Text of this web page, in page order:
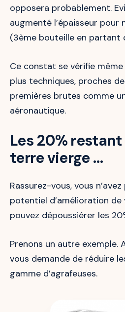
opposera probablement.
augmenté l’épaisseur pour
(3ème bouteille en partant
Ce constat se vérifie
plus techniques, proches
premières brutes comme
aéronautique.
Les 20%
terre vierge …
Rassurez-vous, vous
potentiel d’amélioration
pouvez dépoussiérer les
Prenons un autre exemple.
vous demande de réduire
gamme d’agrafeuses.